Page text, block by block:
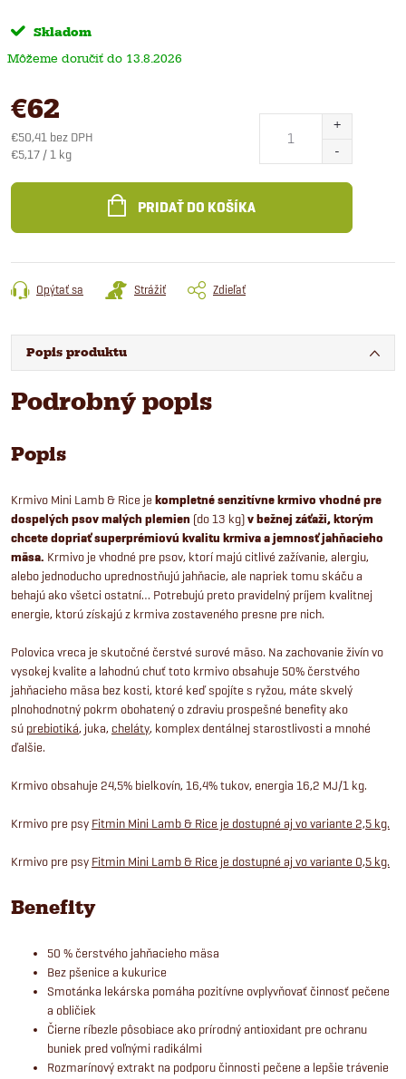
Skladom
13.8.2026
€62
€50,41 bez DPH
Jednotková
€5,17 / 1 kg
PRIDAŤ DO KOŠÍKA
Opýtať sa Strážiť Zdieľať
Popis produktu
Podrobný popis
Popis
Krmivo Mini Lamb & Rice je kompletné senzitívne krmivo vhodné pre
dospelých psov malých plemien (do 13 kg)v bežnej záťaži, ktorým
chcete dopriať superprémiovú kvalitu krmiva a jemnosť jahňacieho
mäsa. Krmivo je vhodné pre psov, ktorí majú citlivé zažívanie, alergiu,
alebo jednoducho uprednostňujú jahňacie, ale napriek tomu skáču a
behajú ako všetci ostatní… Potrebujú preto pravidelný príjem kvalitnej
energie, ktorú získajú z krmiva zostaveného presne pre nich.
Polovica vreca je skutočné čerstvé surové mäso. Na zachovanie živín vo
vysokej kvalite a lahodnú chuť toto krmivo obsahuje 50% čerstvého
jahňacieho mäsa bez kosti, ktoré keď spojíte s ryžou, máte skvelý
plnohodnotný pokrm obohatený o zdraviu prospešné benefity ako
sú prebiotiká, juka, cheláty, komplex dentálnej starostlivosti a mnohé
ďalšie.
Krmivo obsahuje 24,5% bielkovín, 16,4% tukov, energia 16,2 MJ/1 kg.
Krmivo pre psy Fitmin Mini Lamb & Rice je dostupné aj vo variante 2,5 kg.
Krmivo pre psy Fitmin Mini Lamb & Rice je dostupné aj vo variante 0,5 kg.
Benefity
50 % čerstvého jahňacieho mäsa
Bez pšenice a kukurice
Smotánka lekárska pomáha pozitívne ovplyvňovať činnosť pečene
a obličiek
Čierne ríbezle pôsobiace ako prírodný antioxidant pre ochranu
buniek pred voľnými radikálmi
Rozmarínový extrakt na podporu činnosti pečene a lepšie trávenie